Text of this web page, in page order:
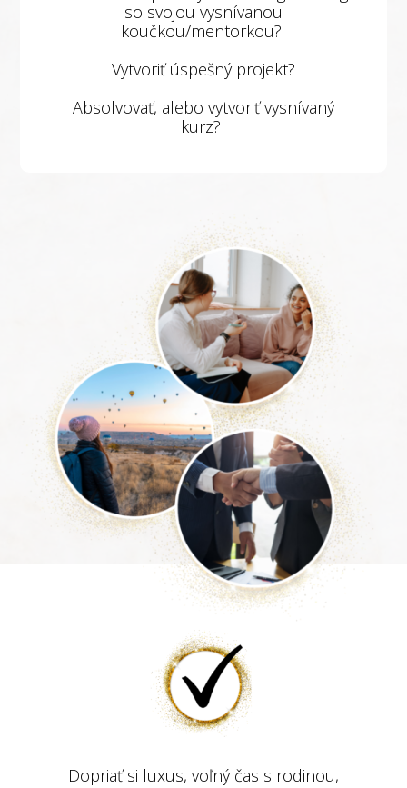
so svojou vysnívanou
koučkou/mentorkou?
Vytvoriť úspešný projekt?
Absolvovať, alebo vytvoriť vysnívaný
kurz?
Dopriať si luxus, voľný čas s rodinou,